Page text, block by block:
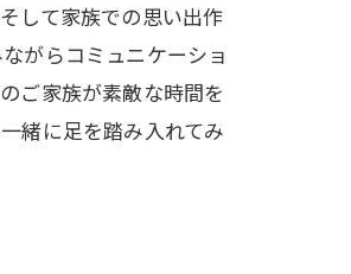
して家族での思い出作
がらコミュニケーショ
ご家族が素敵な時間を
緒に足を踏み入れてみ